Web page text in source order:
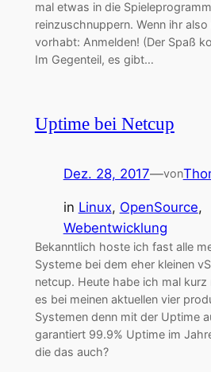
mal etwas in die
reinzuschnuppern. Wenn ihr
vorhabt: Anmelden! (Der Spaß
Im Gegenteil, es gibt…
Uptime bei Netcup
Dez. 28, 2017—von
in Linux, OpenSource
Webentwicklung
Bekanntlich hoste ich fast alle
Systeme bei dem eher kleinen
netcup. Heute habe ich mal
es bei meinen aktuellen vier
Systemen denn mit der Uptime
garantiert 99.9% Uptime im
die das auch?